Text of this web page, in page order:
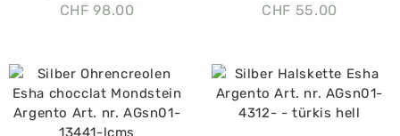
CHF 98.00 CHF 55.00